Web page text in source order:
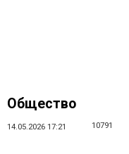
Общество
14.05.2026 17:21 10791